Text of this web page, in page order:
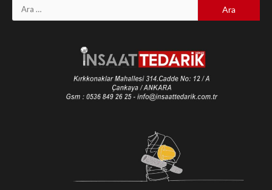
Arama: